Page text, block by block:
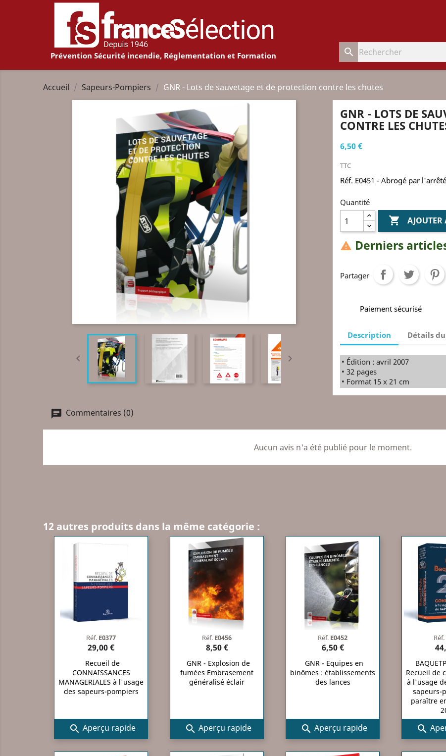
Prévention Sécurité incendie, Réglementation et Formation search
Accueil Sapeurs-Pompiers GNR - Lots de sauvetage et de protection contre les chutes
 
GNR - LOTS DE
CONTRE LES
6,50 €
TTC
Réf. E0451 - Abrogé par
Quantité

 Derniers
Partager
Paiement sécurisé
Description Détails
• Édition : avril 2007
• 32 pages
• Format 15 x 21 cm
Commentaires (0)
Aucun avis n'a été publié pour le moment.
12 autres produits dans la même catégorie :
Réf. E0377
29,00 €
Recueil de
CONNAISSANCES
MANAGERIALES à l'usage
des sapeurs-pompiers
 Aperçu rapide
Réf. E0456
8,50 €
GNR - Explosion de
fumées Embrasement
généralisé éclair
 Aperçu rapide
Réf. E0452
6,50 €
GNR - Equipes en
binômes : établissements
des lances
 Aperçu rapide
Réf.
Recueil de
à l'usage
sapeurs-
paraître
